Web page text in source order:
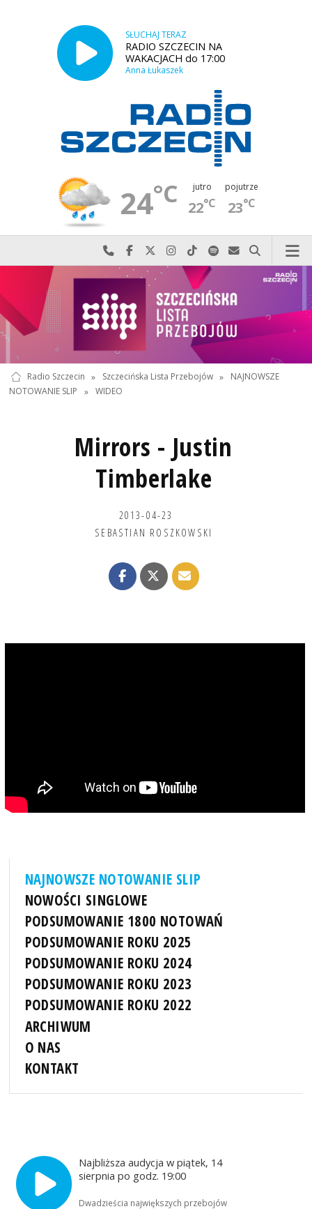
SŁUCHAJ TERAZ
RADIO SZCZECIN NA
WAKACJACH do 17:00
Anna Łukaszek
24°C jutro
22°C
pojutrze
23°C
Najlepiej po prostu do nas zadzwoń
Odwiedź nas na Facebook-u
Odwiedź nas na X
Odwiedź nas na Instagram-ie
Odwiedź nas na TikTok-u
Szukaj nas na Spotify
Wyślij do nas
Szukaj
Radio Szczecin » Szczecińska Lista Przebojów »
NAJNOWSZE
NOTOWANIE SLIP
» WIDEO
Mirrors - Justin
Timberlake
2013-04-23
SEBASTIAN ROSZKOWSKI
NAJNOWSZE NOTOWANIE SLIP
NOWOŚCI SINGLOWE
PODSUMOWANIE 1800 NOTOWAŃ
PODSUMOWANIE ROKU 2025
PODSUMOWANIE ROKU 2024
PODSUMOWANIE ROKU 2023
PODSUMOWANIE ROKU 2022
ARCHIWUM
O NAS
KONTAKT
Najbliższa audycja w piątek, 14
sierpnia po godz. 19:00
Dwadzieścia największych przebojów